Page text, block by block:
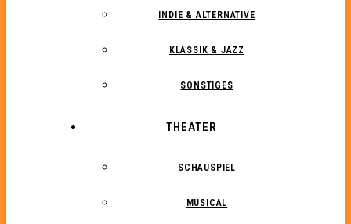
INDIE & ALTERNATIVE
KLASSIK & JAZZ
SONSTIGES
THEATER
SCHAUSPIEL
MUSICAL